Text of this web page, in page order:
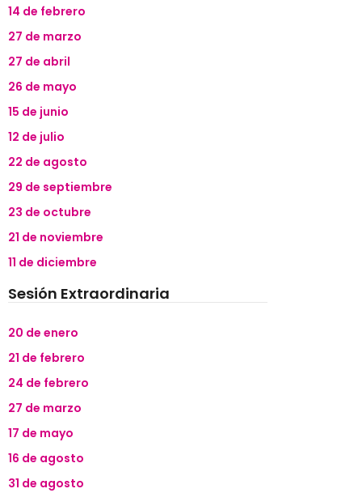
14 de febrero
27 de marzo
27 de abril
26 de mayo
15 de junio
12 de julio
22 de agosto
29 de septiembre
23 de octubre
21 de noviembre
11 de diciembre
Sesión Extraordinaria
20 de enero
21 de febrero
24 de febrero
27 de marzo
17 de mayo
16 de agosto
31 de agosto